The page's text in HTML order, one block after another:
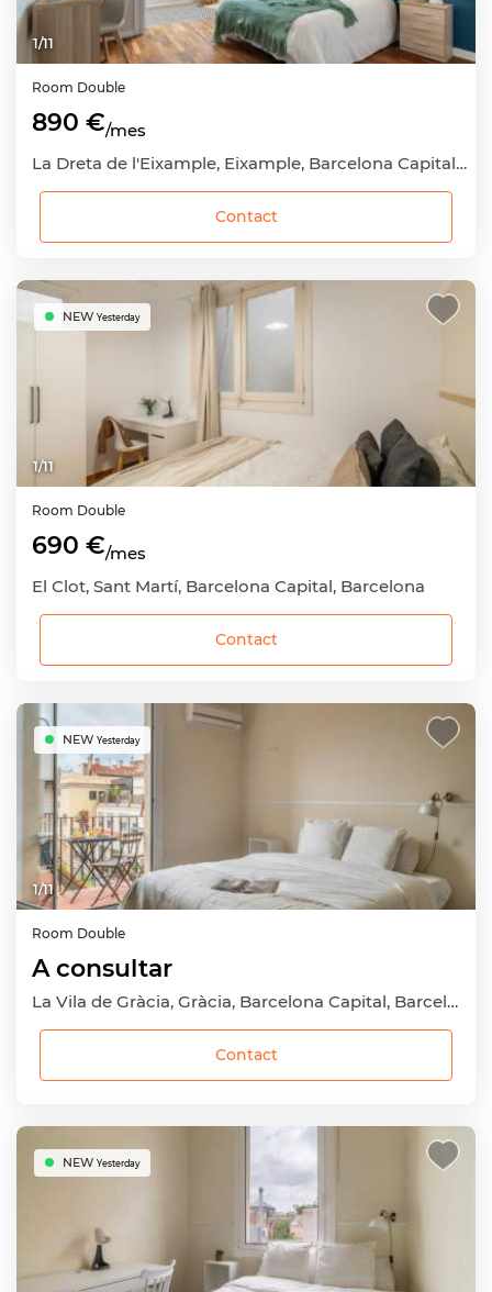
1/11
Room Double
890 €/mes
La Dreta de l'Eixample, Eixample, Barcelona Capital, Barcelona
Contact
1/11
NEW Yesterday
Room Double
690 €/mes
El Clot, Sant Martí, Barcelona Capital, Barcelona
Contact
1/11
NEW Yesterday
Room Double
A consultar
La Vila de Gràcia, Gràcia, Barcelona Capital, Barcelona
Contact
NEW Yesterday